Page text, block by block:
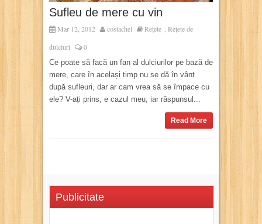
Sufleu de mere cu vin
Mar 12, 2012 costachel Rețete , Rețete de
dulciuri
0
Ce poate să facă un fan al dulciurilor pe bază de
mere, care în același timp nu se dă în vânt
după sufleuri, dar ar cam vrea să se împace cu
ele? V-ați prins, e cazul meu, iar răspunsul...
Read More
Publicitate